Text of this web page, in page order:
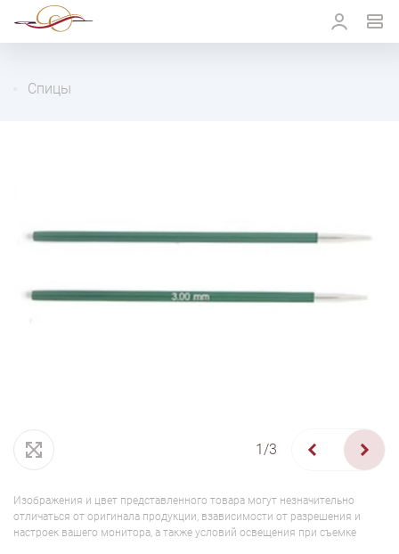
Спицы
1/3
Изображения и цвет представленного товара могут незначительно
отличаться от оригинала продукции, взависимости от разрешения и
настроек вашего монитора, а также условий освещения при съемке